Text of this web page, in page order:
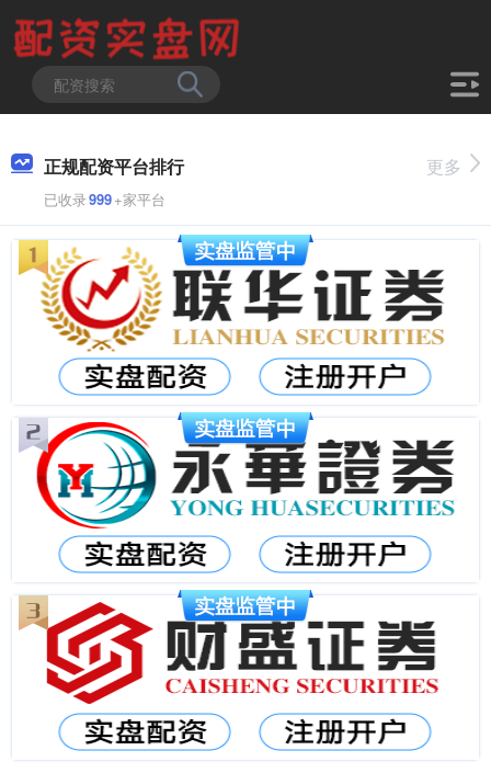
正规配资平台排行
已收录999+家平台
更多